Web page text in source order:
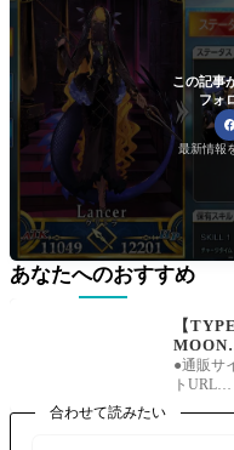
この記事
フォ
最新情報
合わせて読みたい
あなたへのおすすめ
【
MOON
表紙が
ニーセイ
●通販サ
トURL：ht